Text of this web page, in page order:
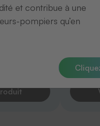
et contribue à une
pompiers qu’en